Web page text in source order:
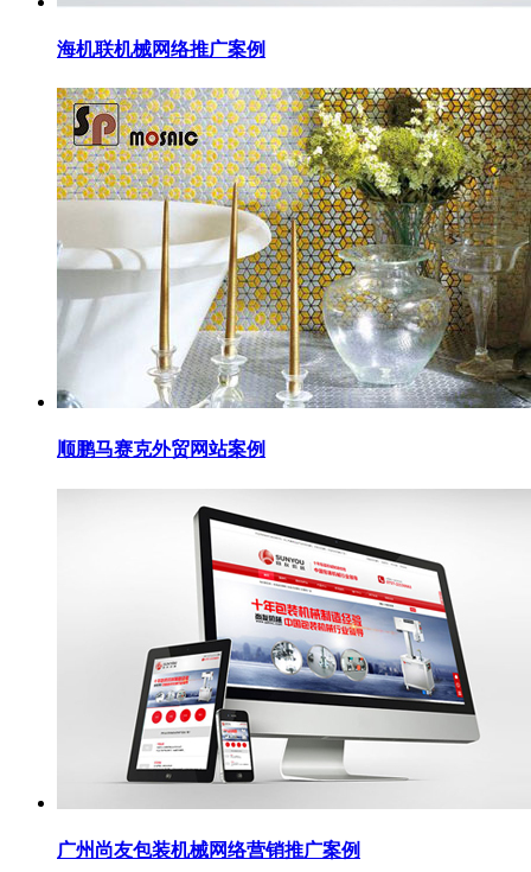
海机联机械网络推广案例
顺鹏马赛克外贸网站案例
广州尚友包装机械网络营销推广案例